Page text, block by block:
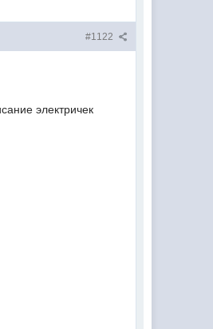
#1122
электричек